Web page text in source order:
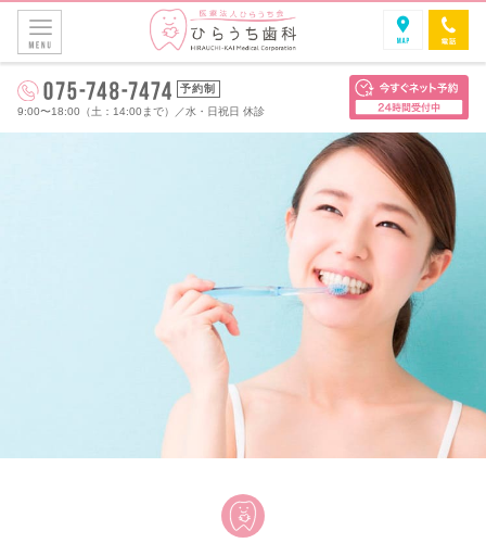
予約制
9:00〜18:00（土：14:00まで）
／水・日祝日 休診